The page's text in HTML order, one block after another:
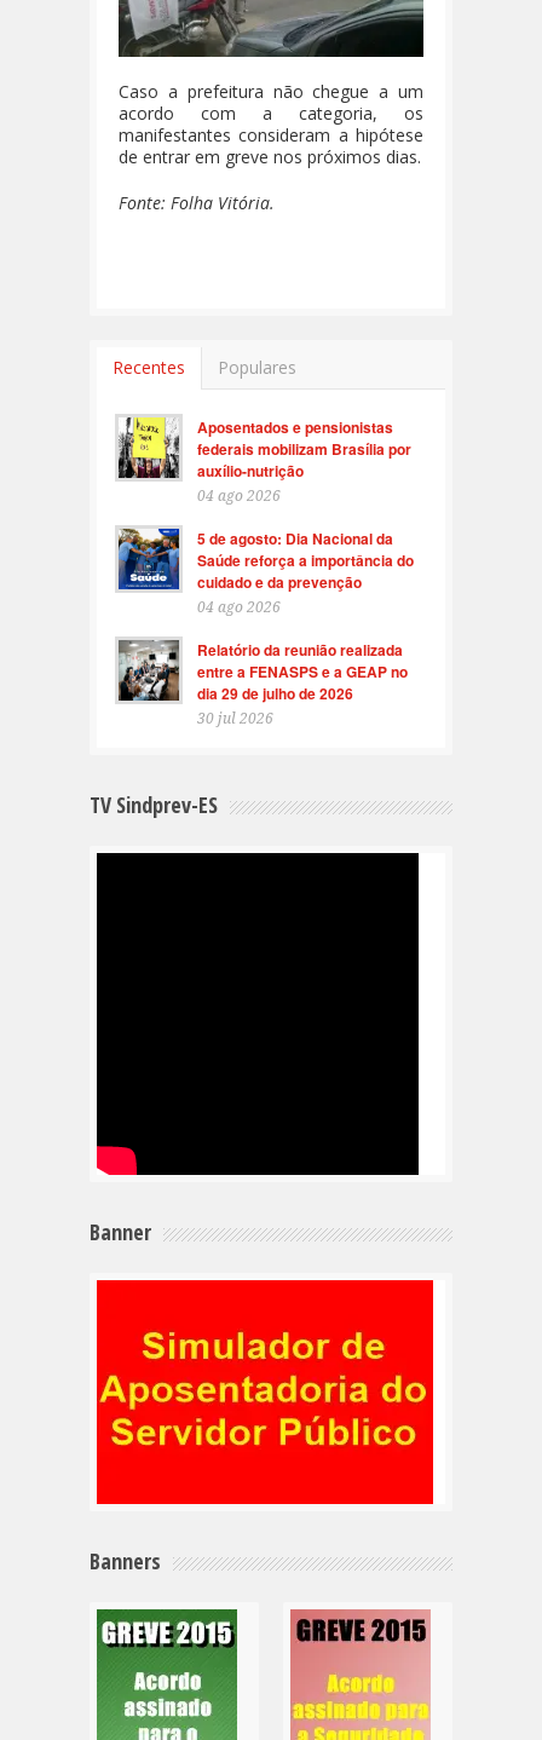
Caso a prefeitura não chegue a um
acordo com a categoria, os
manifestantes consideram a hipótese
de entrar em greve nos próximos dias.
Fonte: Folha Vitória.
Recentes Populares
Aposentados e pensionistas
federais mobilizam Brasília por
auxílio-nutrição
04 ago 2026
5 de agosto: Dia Nacional da
Saúde reforça a importância do
cuidado e da prevenção
04 ago 2026
Relatório da reunião realizada
entre a FENASPS e a GEAP no
dia 29 de julho de 2026
30 jul 2026
TV Sindprev-ES
Banner
Banners